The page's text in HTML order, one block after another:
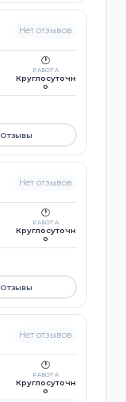
Нет отзывов
🕐
РАБОТА
Круглосуточн
о
Отзывы
Нет отзывов
🕐
РАБОТА
Круглосуточн
о
Отзывы
Нет отзывов
🕐
РАБОТА
Круглосуточн
о